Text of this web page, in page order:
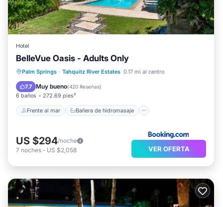
Hotel
BelleVue Oasis - Adults Only
Palm Springs · Tahquitz River Estates 0.17 mi al centro
7.7 Muy bueno(420 Reseñas)
6 baños 272.69 pies²
Frente al mar Bañera de hidromasaje
Frente al mar
Bañera de hidromasaje
Aparcamiento
US $294/noche
7 noches - US $2,058 VER OFERTA